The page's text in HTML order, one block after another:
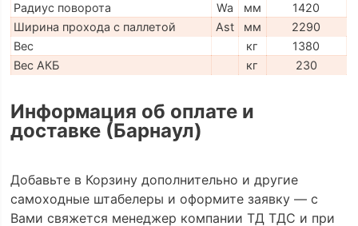
Радиус поворота
Wa мм
1420
Ширина прохода с паллетой
Ast мм
2290
Вес
кг
1380
Вес АКБ
кг 230
Информация об оплате и
доставке (Барнаул)
Добавьте в Корзину дополнительно и другие
самоходные штабелеры и оформите заявку — с
Вами свяжется менеджер компании ТД ТДС и при